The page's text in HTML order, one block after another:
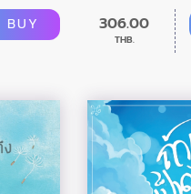
BUY 306.00
THB.